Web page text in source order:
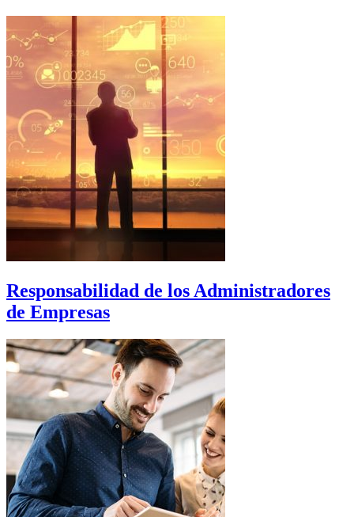
Responsabilidad de los Administradores
de Empresas